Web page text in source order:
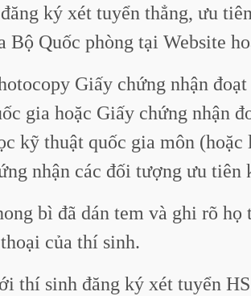
ký xét tuyển thẳng, ưu
Bộ Quốc phòng tại Website
Giấy chứng nhận
gia hoặc Giấy chứng nhận
kỹ thuật quốc gia môn
nhận các đối tượng ưu tiên
bì đã dán tem và ghi rõ
của thí sinh.
thí sinh đăng ký xét tuyển